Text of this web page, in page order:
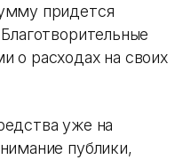
придется
о расходах на своих
уже на
публики,